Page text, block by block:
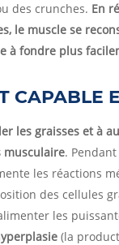
des crunches. En
le muscle se
à fondre plus
CAPABLE
les graisses et à
musculaire.
les réactions
des cellules
les
(la